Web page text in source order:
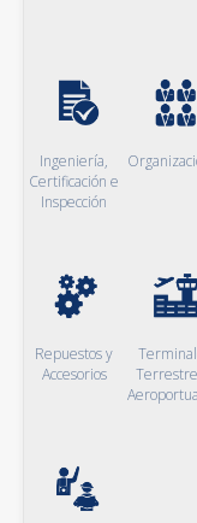
Ingeniería,
Certificación e
Inspección
Repuestos y
Accesorios